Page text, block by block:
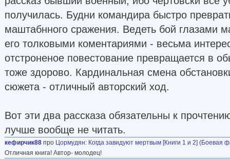
получилась. Будни командира быстро
маштабнного сражения. Ведеть бой глазами
его толковыми коментариями - весьма
отстроненое повестование превращается в
тоже здорово. Кардинальная смена
сюжета - отличный авторский ход.
Вот эти два рассказа обязательны к
лучше вообще не читать.
кефирчик88 про Цормудян: Когда завидуют мертвым [Книги 1 и 2] (Боевая
Отличная книга! Автор- молодец!